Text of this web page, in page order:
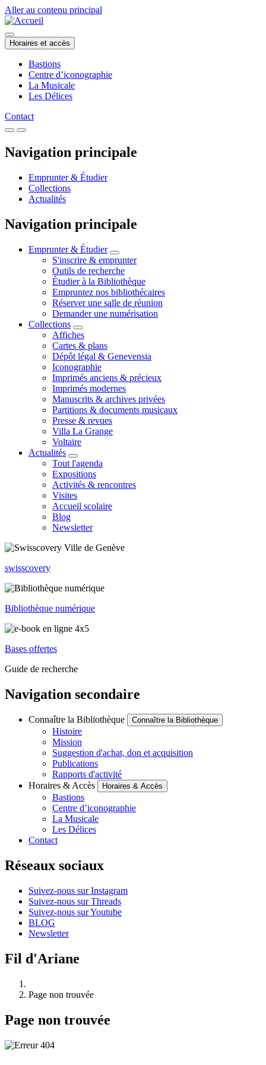
Aller au contenu principal
Horaires et accès
Bastions
Centre d’iconographie
La Musicale
Les Délices
Contact
Navigation principale
Emprunter & Étudier
Collections
Actualités
Navigation principale
Emprunter & Étudier
S'inscrire & emprunter
Outils de recherche
Étudier à la Bibliothèque
Empruntez nos bibliothécaires
Réserver une salle de réunion
Demander une numérisation
Collections
Affiches
Cartes & plans
Dépôt légal & Genevensia
Iconographie
Imprimés anciens & précieux
Imprimés modernes
Manuscrits & archives privées
Partitions & documents musicaux
Presse & revues
Villa La Grange
Voltaire
Actualités
Tout l'agenda
Expositions
Activités & rencontres
Visites
Accueil scolaire
Blog
Newsletter
swisscovery
Bibliothèque numérique
Bases offertes
Guide de recherche
Navigation secondaire
Connaître la Bibliothèque Connaître la Bibliothèque
Histoire
Mission
Suggestion d'achat, don et acquisition
Publications
Rapports d'activité
Horaires & Accès
Horaires & Accès
Bastions
Centre d’iconographie
La Musicale
Les Délices
Contact
Réseaux sociaux
Suivez-nous sur Instagram
Suivez-nous sur Threads
Suivez-nous sur Youtube
BLOG
Newsletter
Fil d'Ariane
Page non trouvée
Page non trouvée